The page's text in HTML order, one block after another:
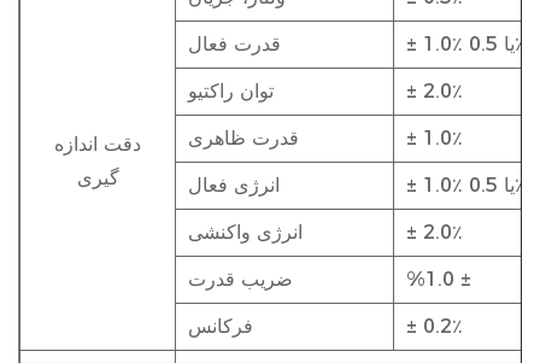
دقت اندازه
گیری
قدرت فعال ± 1.0٪ یا 0.5٪
توان راکتیو ± 2.0٪
قدرت ظاهری ± 1.0٪
انرژی فعال ± 1.0٪ یا 0.5٪
انرژی واکنشی ± 2.0٪
ضریب قدرت %1.0 ±
فرکانس ± 0.2٪